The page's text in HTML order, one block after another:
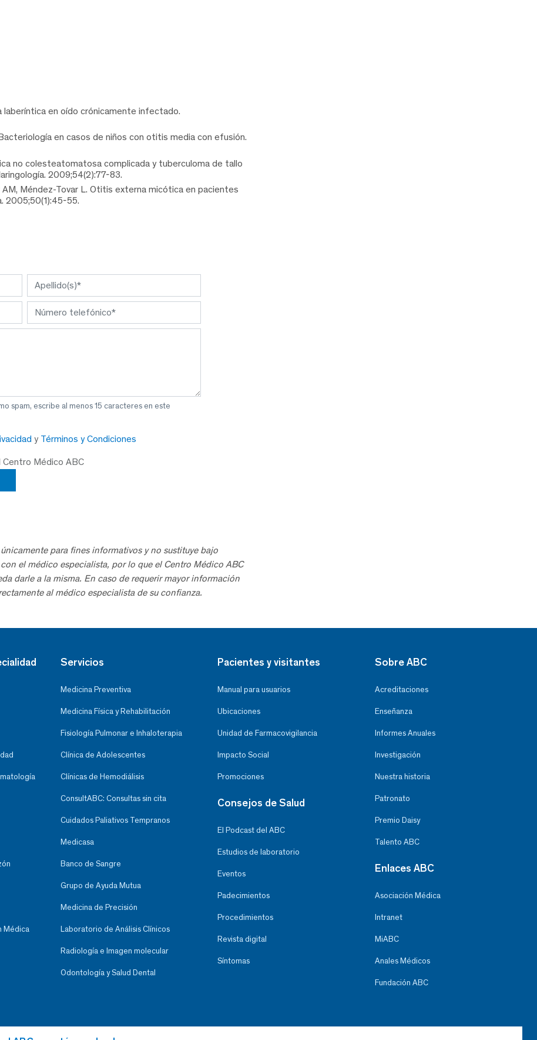
laberíntica en oído crónicamente infectado.
en casos de niños con otitis media con efusión.
no colesteatomatosa complicada y tuberculoma de tallo
2009;54(2):77-83.
Méndez-Tovar L. Otitis externa micótica en pacientes
2005;50(1):45-55.
spam, escribe al menos 15 caracteres en este
y Términos y Condiciones
Médico ABC
para fines informativos y no sustituye bajo
el médico especialista, por lo que el Centro Médico ABC
darle a la misma. En caso de requerir mayor información
al médico especialista de su confianza.
Médica
Servicios
Medicina Preventiva
Medicina Física y Rehabilitación
Fisiología Pulmonar e Inhaloterapia
Clínica de Adolescentes
Clínicas de Hemodiálisis
ConsultABC: Consultas sin cita
Cuidados Paliativos Tempranos
Medicasa
Banco de Sangre
Grupo de Ayuda Mutua
Medicina de Precisión
Laboratorio de Análisis Clínicos
Radiología e Imagen molecular
Odontología y Salud Dental
Pacientes y visitantes
Manual para usuarios
Ubicaciones
Unidad de Farmacovigilancia
Impacto Social
Promociones
Consejos de Salud
El Podcast del ABC
Estudios de laboratorio
Eventos
Padecimientos
Procedimientos
Revista digital
Síntomas
Sobre ABC
Acreditaciones
Enseñanza
Informes Anuales
Investigación
Nuestra historia
Patronato
Premio Daisy
Talento ABC
Enlaces ABC
Asociación Médica
Intranet
MiABC
Anales Médicos
Fundación ABC